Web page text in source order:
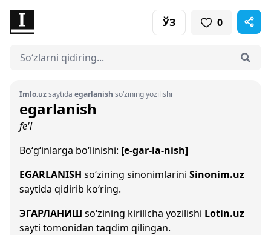
ЎЗ 0
Imlo.uzsaytida egarlanish so‘zining yozilishi
egarlanish
fe'l
Bo‘g‘inlarga bo‘linishi: [e-gar-la-nish]
EGARLANISH so‘zining sinonimlarini Sinonim.uz
saytida qidirib ko‘ring.
ЭГАРЛАНИШ so‘zining kirillcha yozilishi Lotin.uz
sayti tomonidan taqdim qilingan.